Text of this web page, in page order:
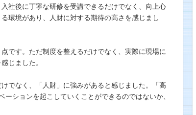
社後に丁寧な研修を受講できるだけでなく、向上心
環境があり、人財に対する期待の高さを感じまし
です。ただ制度を整えるだけでなく、実際に現場に
じました。
でなく、「人財」に強みがあると感じました。「高
ションを起こしていくことができるのではないか、